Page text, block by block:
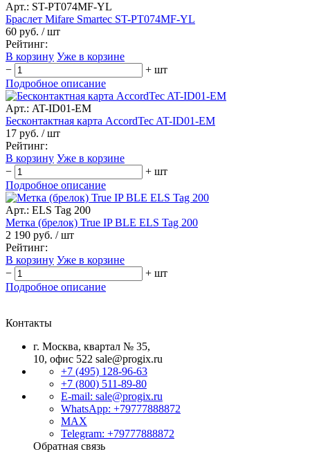
Арт.: ST-PT074MF-YL
Браслет Mifare Smartec ST-PT074MF-YL
60 руб. / шт
Рейтинг:
В корзину Уже в корзине
−
+ шт
Подробное описание
Арт.: AT-ID01-EM
Бесконтактная карта AccordTec AT-ID01-EM
17 руб. / шт
Рейтинг:
В корзину Уже в корзине
−
+ шт
Подробное описание
Арт.: ELS Tag 200
Метка (брелок) True IP BLE ELS Tag 200
2 190 руб. / шт
Рейтинг:
В корзину Уже в корзине
−
+ шт
Подробное описание
Контакты
г. Москва, квартал № 35,
10, офис 522 sale@progix.ru
+7 (495) 128-96-63
+7 (800) 511-89-80
E-mail: sale@progix.ru
WhatsApp: +79777888872
MAX
Telegram: +79777888872
Обратная связь